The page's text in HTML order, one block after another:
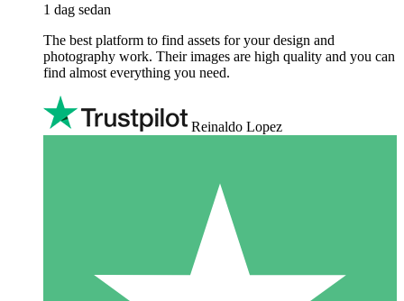
1 dag sedan
The best platform to find assets for your design and
photography work. Their images are high quality and you can
find almost everything you need.
Reinaldo Lopez